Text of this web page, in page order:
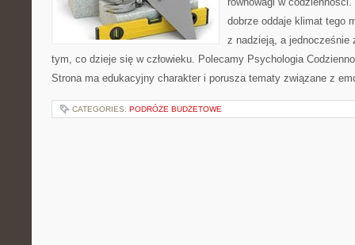
dobrze oddaje klimat tego
z nadzieją, a jednocześnie
tym, co dzieje się w człowieku. Polecamy Psychologia
Strona ma edukacyjny charakter i porusza tematy związane z
CATEGORIES: PODRÓŻE BUDŻETOWE